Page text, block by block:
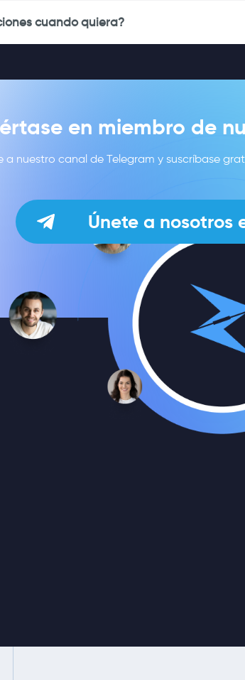
cuando quiera?
en miembro de
a nuestro canal de Telegram y suscríbase
Únete a nosotros